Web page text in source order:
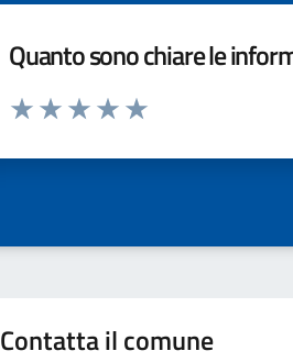
Quanto sono chiare le
Valuta da 1 a 5 stelle la pagina
Contatta il comune